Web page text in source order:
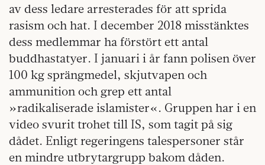
av dess ledare arresterades för att sprida
rasism och hat. I december 2018 misstänktes
dess medlemmar ha förstört ett antal
buddhastatyer. I januari i år fann polisen över
100 kg sprängmedel, skjutvapen och
ammunition och grep ett antal
»radikaliserade islamister«. Gruppen har i en
video svurit trohet till IS, som tagit på sig
dådet. Enligt regeringens talespersoner står
en mindre utbrytargrupp bakom dåden.